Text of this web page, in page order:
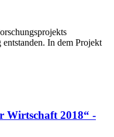
In dem Projekt
Wirtschaft 2018“ -